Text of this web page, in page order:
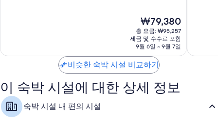
리
플
로
팅
하
버
우
요,
이
용
후
기
현
재
요
금
₩79,380
₩79,380
총 요금: ₩95,257
세금 및 수수료 포함
9월 6일 ~ 9월 7일
리
우
비슷한 숙박 시설 비교하기
이 숙박 시설에 대한 상세 정보
숙박 시설 내 편의 시설